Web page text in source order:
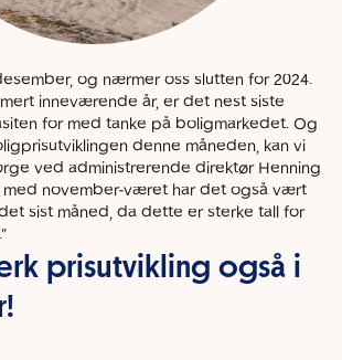
og nærmer oss slutten for 2024.
inneværende år, er det nest siste
for med tanke på boligmarkedet. Og
denne måneden, kan vi
ved administrerende direktør Henning
med november-været har det også vært
sist måned, da dette er sterke tall for
prisutvikling også i